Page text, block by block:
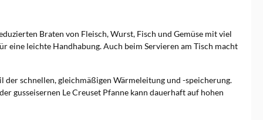
Braten von Fleisch, Wurst, Fisch und Gemüse mit viel
eine leichte Handhabung. Auch beim Servieren am Tisch macht
der schnellen, gleichmäßigen Wärmeleitung und -speicherung.
gusseisernen Le Creuset Pfanne kann dauerhaft auf hohen